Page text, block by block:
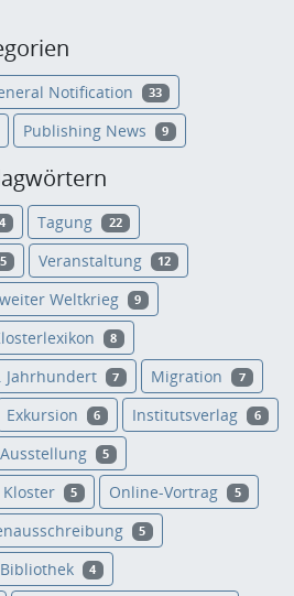
Notification 33
Publishing News 9
Tagung 22
Veranstaltung 12
Weltkrieg 9
8
Jahrhundert 7 Migration 7
Exkursion 6 Institutsverlag 6
Ausstellung 5
Kloster 5 Online-Vortrag 5
5
Bibliothek 4